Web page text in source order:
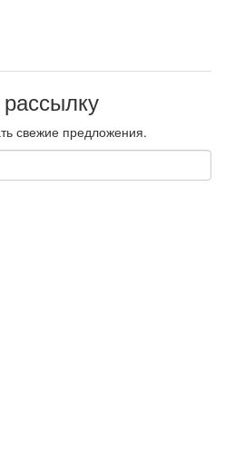
свежие предложения.